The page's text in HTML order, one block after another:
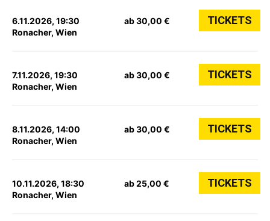
6.11.2026, 19:30
Ronacher, Wien
ab 30,00 € TICKETS
7.11.2026, 19:30
Ronacher, Wien
ab 30,00 € TICKETS
8.11.2026, 14:00
Ronacher, Wien
ab 30,00 € TICKETS
10.11.2026, 18:30
Ronacher, Wien
ab 25,00 € TICKETS